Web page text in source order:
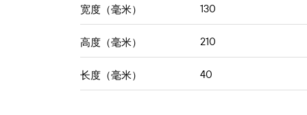
宽度（毫米） 130
高度（毫米） 210
长度（毫米） 40